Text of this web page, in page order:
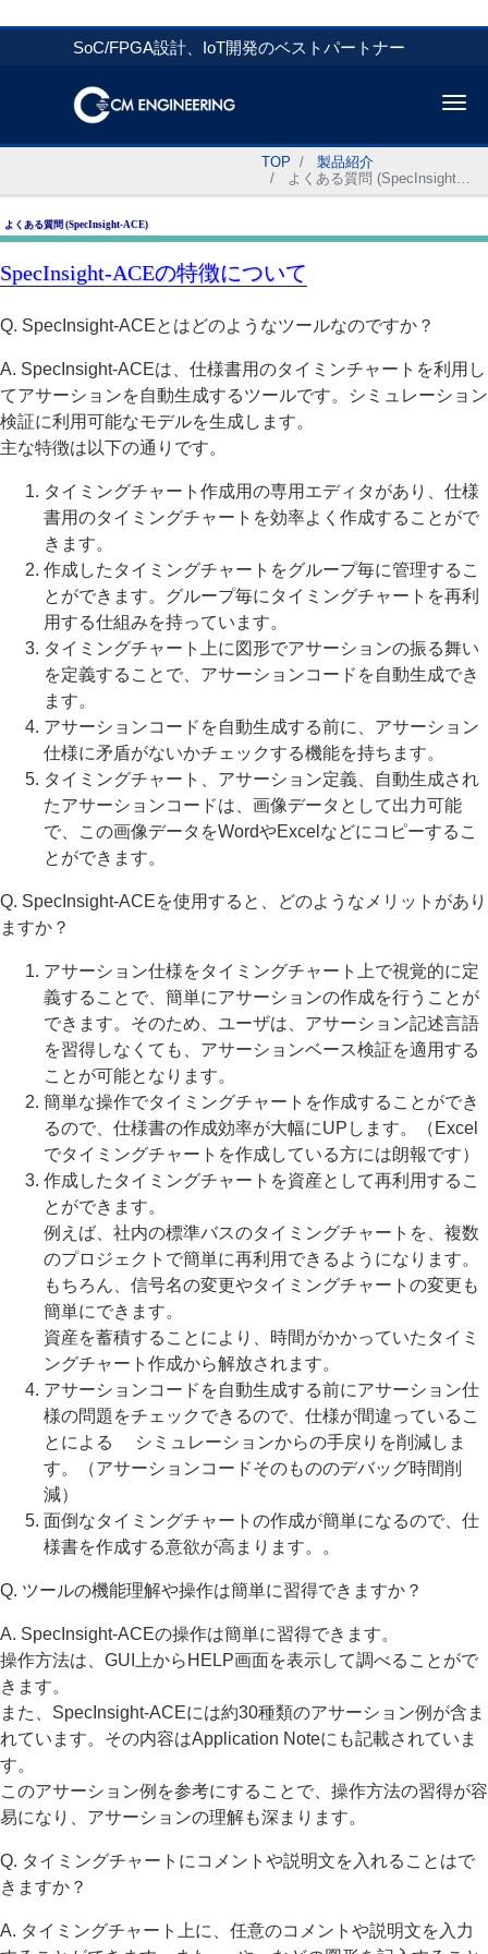
SoC/FPGA設計、IoT開発のベストパートナー
TOP
製品紹介
よくある質問 (SpecInsight-ACE)
よくある質問 (SpecInsight-ACE)
SpecInsight-ACEの特徴について
Q. SpecInsight-ACEとはどのようなツールなのですか？
A. SpecInsight-ACEは、仕様書用のタイミンチャートを利用し
てアサーションを自動生成するツールです。シミュレーション
検証に利用可能なモデルを生成します。
主な特徴は以下の通りです。
タイミングチャート作成用の専用エディタがあり、仕様
書用のタイミングチャートを効率よく作成することがで
きます。
作成したタイミングチャートをグループ毎に管理するこ
とができます。グループ毎にタイミングチャートを再利
用する仕組みを持っています。
タイミングチャート上に図形でアサーションの振る舞い
を定義することで、アサーションコードを自動生成でき
ます。
アサーションコードを自動生成する前に、アサーション
仕様に矛盾がないかチェックする機能を持ちます。
タイミングチャート、アサーション定義、自動生成され
たアサーションコードは、画像データとして出力可能
で、この画像データをWordやExcelなどにコピーするこ
とができます。
Q. SpecInsight-ACEを使用すると、どのようなメリットがあり
ますか？
アサーション仕様をタイミングチャート上で視覚的に定
義することで、簡単にアサーションの作成を行うことが
できます。そのため、ユーザは、アサーション記述言語
を習得しなくても、アサーションベース検証を適用する
ことが可能となります。
簡単な操作でタイミングチャートを作成することができ
るので、仕様書の作成効率が大幅にUPします。（Excel
でタイミングチャートを作成している方には朗報です）
作成したタイミングチャートを資産として再利用するこ
とができます。
例えば、社内の標準バスのタイミングチャートを、複数
のプロジェクトで簡単に再利用できるようになります。
もちろん、信号名の変更やタイミングチャートの変更も
簡単にできます。
資産を蓄積することにより、時間がかかっていたタイミ
ングチャート作成から解放されます。
アサーションコードを自動生成する前にアサーション仕
様の問題をチェックできるので、仕様が間違っているこ
とによる シミュレーションからの手戻りを削減しま
す。（アサーションコードそのもののデバッグ時間削
減）
面倒なタイミングチャートの作成が簡単になるので、仕
様書を作成する意欲が高まります。。
Q. ツールの機能理解や操作は簡単に習得できますか？
A. SpecInsight-ACEの操作は簡単に習得できます。
操作方法は、GUI上からHELP画面を表示して調べることがで
きます。
また、SpecInsight-ACEには約30種類のアサーション例が含ま
れています。その内容はApplication Noteにも記載されていま
す。
このアサーション例を参考にすることで、操作方法の習得が容
易になり、アサーションの理解も深まります。
Q. タイミングチャートにコメントや説明文を入れることはで
きますか？
A. タイミングチャート上に、任意のコメントや説明文を入力